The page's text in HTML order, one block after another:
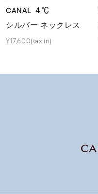
CANAL ４℃
シルバー ネックレス
¥17,600(tax in)